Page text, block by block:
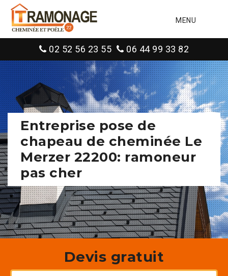
MENU
02 52 56 23 55 06 44 99 33 82
Entreprise pose de
chapeau de cheminée Le
Merzer 22200: ramoneur
pas cher
Devis gratuit